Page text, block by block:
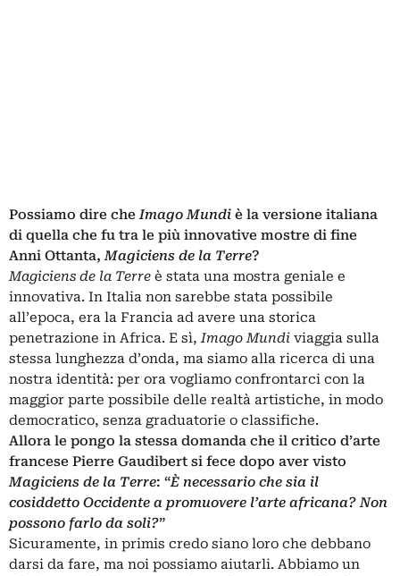
Possiamo dire cheImago Mundi è la versione italiana
di quella che fu tra le più innovative mostre di fine
Anni Ottanta,Magiciens de la Terre?
Magiciens de la Terre è stata una mostra geniale e
innovativa. In Italia non sarebbe stata possibile
all’epoca, era la Francia ad avere una storica
penetrazione in Africa. E sì,Imago Mundi viaggia sulla
stessa lunghezza d’onda, ma siamo alla ricerca di una
nostra identità: per ora vogliamo confrontarci con la
maggior parte possibile delle realtà artistiche, in modo
democratico, senza graduatorie o classifiche.
Allora le pongo la stessa domanda che il critico d’arte
francese Pierre Gaudibert si fece dopo aver visto
Magiciens de la Terre: “È necessario che sia il
cosiddetto Occidente a promuovere l’arte africana? Non
possono farlo da soli?”
Sicuramente, in primis credo siano loro che debbano
darsi da fare, ma noi possiamo aiutarli. Abbiamo un